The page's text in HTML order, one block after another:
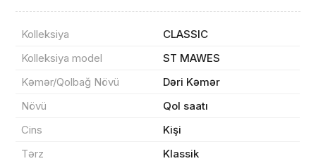
Kolleksiya
CLASSIC
Kolleksiya model
ST MAWES
Kəmər/Qolbağ Növü
Dəri Kəmər
Növü
Qol saatı
Cins
Kişi
Tərz
Klassik